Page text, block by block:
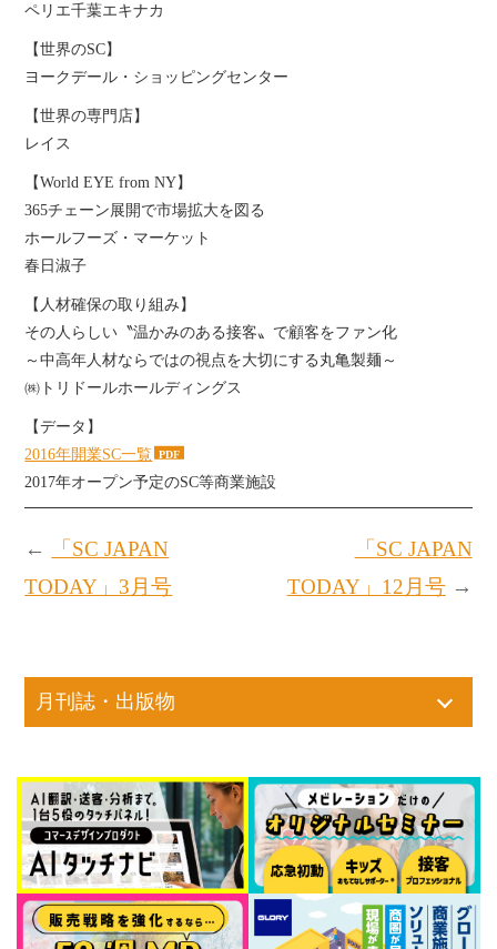
ペリエ千葉エキナカ
【世界のSC】
ヨークデール・ショッピングセンター
【世界の専門店】
レイス
【World EYE from NY】
365チェーン展開で市場拡大を図る
ホールフーズ・マーケット
春日淑子
【人材確保の取り組み】
その人らしい〝温かみのある接客〟で顧客をファン化
～中高年人材ならではの視点を大切にする丸亀製麺～
㈱トリドールホールディングス
【データ】
2016年開業SC一覧
2017年オープン予定のSC等商業施設
「SC JAPAN
TODAY」12月号→
←
「SC JAPAN
TODAY」3月号
月刊誌・出版物